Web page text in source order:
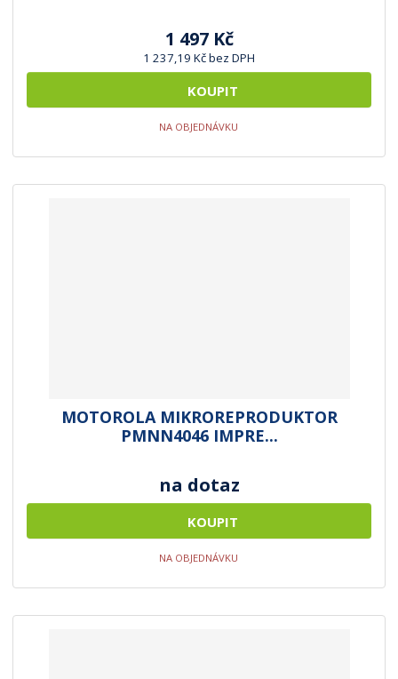
1 497 Kč
1 237,19 Kč bez DPH
KOUPIT
NA OBJEDNÁVKU
MOTOROLA MIKROREPRODUKTOR
PMNN4046 IMPRE...
na dotaz
KOUPIT
NA OBJEDNÁVKU